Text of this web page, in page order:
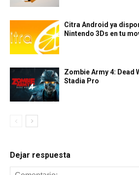
Citra Android ya
Nintendo 3Ds en tu
Zombie Army 4: Dead
Stadia Pro
Dejar respuesta